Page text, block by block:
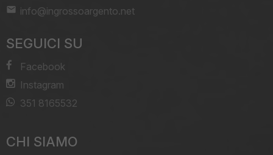
info@ingrossoargento.net
SEGUICI SU
Facebook
Instagram
351 8165532
CHI SIAMO